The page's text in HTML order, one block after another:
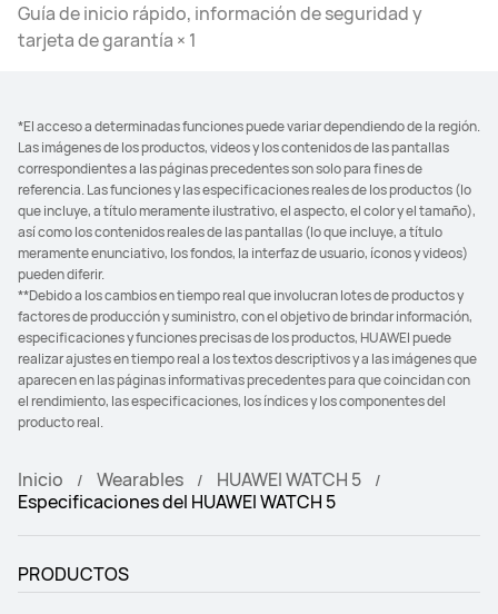
Guía de inicio rápido, información de seguridad y
tarjeta de garantía × 1
*El acceso a determinadas funciones puede variar dependiendo de la región.
Las imágenes de los productos, videos y los contenidos de las pantallas
correspondientes a las páginas precedentes son solo para fines de
referencia. Las funciones y las especificaciones reales de los productos (lo
que incluye, a título meramente ilustrativo, el aspecto, el color y el tamaño),
así como los contenidos reales de las pantallas (lo que incluye, a título
meramente enunciativo, los fondos, la interfaz de usuario, íconos y videos)
pueden diferir.
**Debido a los cambios en tiempo real que involucran lotes de productos y
factores de producción y suministro, con el objetivo de brindar información,
especificaciones y funciones precisas de los productos, HUAWEI puede
realizar ajustes en tiempo real a los textos descriptivos y a las imágenes que
aparecen en las páginas informativas precedentes para que coincidan con
el rendimiento, las especificaciones, los índices y los componentes del
producto real.
Inicio Wearables
HUAWEI WATCH 5
Especificaciones del HUAWEI WATCH 5
PRODUCTOS